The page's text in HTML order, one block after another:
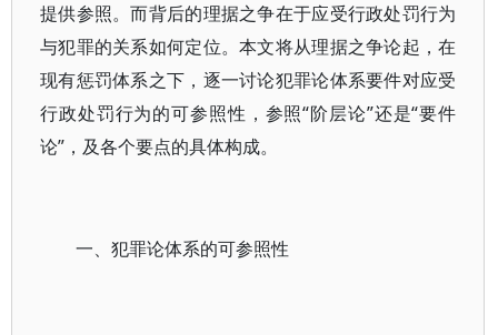
提供参照。而背后的理据之争在于应受行政处罚行为
与犯罪的关系如何定位。本文将从理据之争论起，在
现有惩罚体系之下，逐一讨论犯罪论体系要件对应受
行政处罚行为的可参照性，参照“阶层论”还是“要件
论”，及各个要点的具体构成。
一、犯罪论体系的可参照性